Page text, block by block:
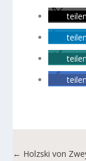
teilen
teilen
teilen
teilen
← Holzski von